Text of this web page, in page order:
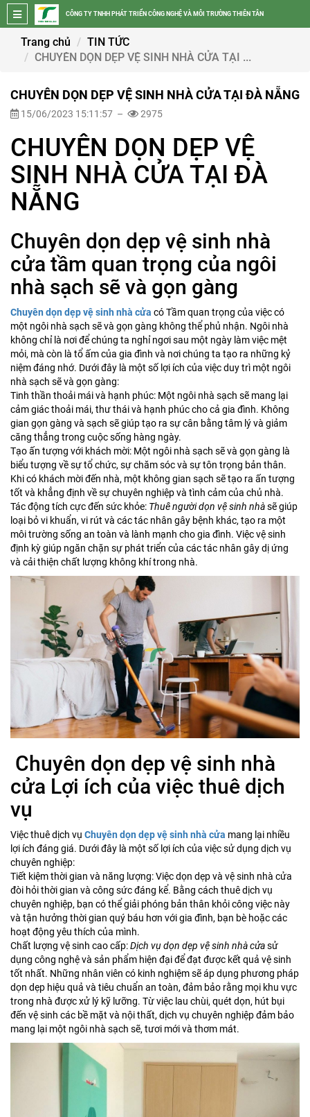
CÔNG TY TNHH PHÁT TRIỂN CÔNG NGHỆ VÀ MÔI TRƯỜNG THIÊN TÂN
Trang chủ
TIN TỨC
CHUYÊN DỌN DẸP VỆ SINH NHÀ CỬA TẠI ...
CHUYÊN DỌN DẸP VỆ SINH NHÀ CỬA TẠI ĐÀ NẴNG
15/06/2023 15:11:57 – 2975
CHUYÊN DỌN DẸP VỆ
SINH NHÀ CỬA TẠI ĐÀ
NẴNG
Chuyên dọn dẹp vệ sinh nhà
cửa tầm quan trọng của ngôi
nhà sạch sẽ và gọn gàng
Chuyên dọn dẹp vệ sinh nhà cửa có Tầm quan trọng của việc có
một ngôi nhà sạch sẽ và gọn gàng không thể phủ nhận. Ngôi nhà
không chỉ là nơi để chúng ta nghỉ ngơi sau một ngày làm việc mệt
mỏi, mà còn là tổ ấm của gia đình và nơi chúng ta tạo ra những kỷ
niệm đáng nhớ. Dưới đây là một số lợi ích của việc duy trì một ngôi
nhà sạch sẽ và gọn gàng:
Tinh thần thoải mái và hạnh phúc: Một ngôi nhà sạch sẽ mang lại
cảm giác thoải mái, thư thái và hạnh phúc cho cả gia đình. Không
gian gọn gàng và sạch sẽ giúp tạo ra sự cân bằng tâm lý và giảm
căng thẳng trong cuộc sống hàng ngày.
Tạo ấn tượng với khách mời: Một ngôi nhà sạch sẽ và gọn gàng là
biểu tượng về sự tổ chức, sự chăm sóc và sự tôn trọng bản thân.
Khi có khách mời đến nhà, một không gian sạch sẽ tạo ra ấn tượng
tốt và khẳng định về sự chuyên nghiệp và tình cảm của chủ nhà.
Tác động tích cực đến sức khỏe: Thuê người dọn vệ sinh nhàsẽ giúp
loại bỏ vi khuẩn, vi rút và các tác nhân gây bệnh khác, tạo ra một
môi trường sống an toàn và lành mạnh cho gia đình. Việc vệ sinh
định kỳ giúp ngăn chặn sự phát triển của các tác nhân gây dị ứng
và cải thiện chất lượng không khí trong nhà.
Chuyên dọn dẹp vệ sinh nhà
cửa Lợi ích của việc thuê dịch
vụ
Việc thuê dịch vụ Chuyên dọn dẹp vệ sinh nhà cửa mang lại nhiều
lợi ích đáng giá. Dưới đây là một số lợi ích của việc sử dụng dịch vụ
chuyên nghiệp:
Tiết kiệm thời gian và năng lượng: Việc dọn dẹp và vệ sinh nhà cửa
đòi hỏi thời gian và công sức đáng kể. Bằng cách thuê dịch vụ
chuyên nghiệp, bạn có thể giải phóng bản thân khỏi công việc này
và tận hưởng thời gian quý báu hơn với gia đình, bạn bè hoặc các
hoạt động yêu thích của mình.
Chất lượng vệ sinh cao cấp:Dịch vụ dọn dẹp vệ sinh nhà cửasử
dụng công nghệ và sản phẩm hiện đại để đạt được kết quả vệ sinh
tốt nhất. Những nhân viên có kinh nghiệm sẽ áp dụng phương pháp
dọn dẹp hiệu quả và tiêu chuẩn an toàn, đảm bảo rằng mọi khu vực
trong nhà được xử lý kỹ lưỡng. Từ việc lau chùi, quét dọn, hút bụi
đến vệ sinh các bề mặt và nội thất, dịch vụ chuyên nghiệp đảm bảo
mang lại một ngôi nhà sạch sẽ, tươi mới và thơm mát.